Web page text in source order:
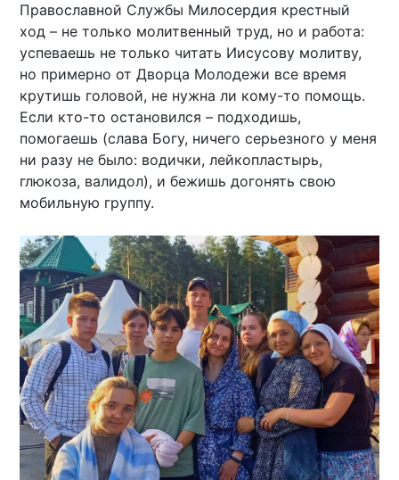
Православной Службы Милосердия крестный
ход – не только молитвенный труд, но и работа:
успеваешь не только читать Иисусову молитву,
но примерно от Дворца Молодежи все время
крутишь головой, не нужна ли кому-то помощь.
Если кто-то остановился – подходишь,
помогаешь (слава Богу, ничего серьезного у меня
ни разу не было: водички, лейкопластырь,
глюкоза, валидол), и бежишь догонять свою
мобильную группу.